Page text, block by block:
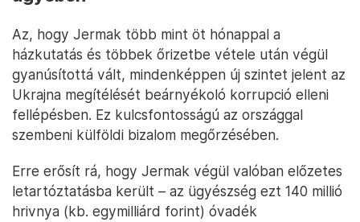
Az, hogy Jermak több mint öt hónappal a
házkutatás és többek őrizetbe vétele után végül
gyanúsítottá vált, mindenképpen új szintet jelent az
Ukrajna megítélését beárnyékoló korrupció elleni
fellépésben. Ez kulcsfontosságú az országgal
szembeni külföldi bizalom megőrzésében.
Erre erősít rá, hogy Jermak végül valóban előzetes
letartóztatásba került – az ügyészség ezt 140 millió
hrivnya (kb. egymilliárd forint) óvadék